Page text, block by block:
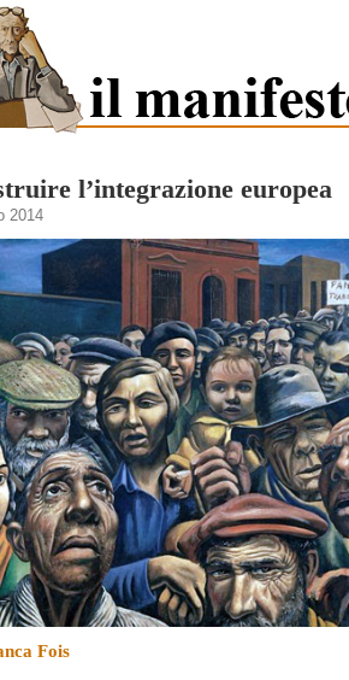
l’integrazione europea
2014
Fois